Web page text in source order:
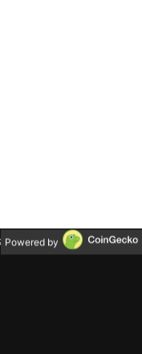
0.30% BTC
Powered by